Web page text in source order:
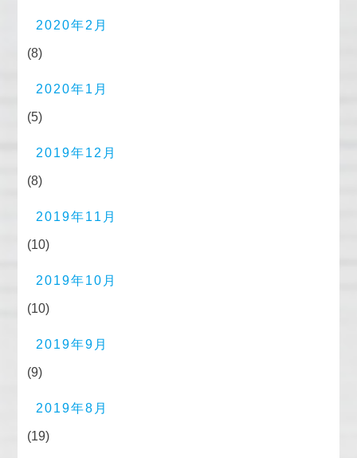
2020年2月
(8)
2020年1月
(5)
2019年12月
(8)
2019年11月
(10)
2019年10月
(10)
2019年9月
(9)
2019年8月
(19)